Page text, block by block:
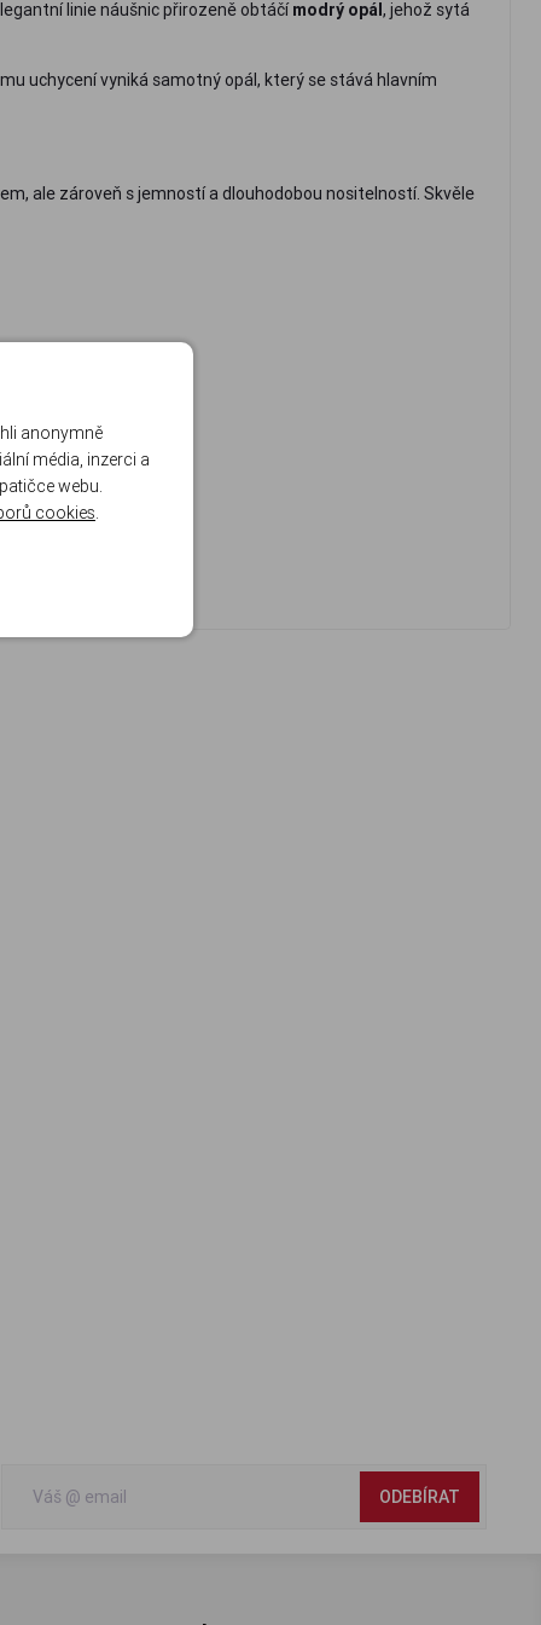
linie náušnic přirozeně obtáčímodrý opál, jehož sytá
uchycení vyniká samotný opál, který se stává hlavním
ale zároveň s jemností a dlouhodobou nositelností. Skvěle
ODEBÍRAT
anonymně
média, inzerci a
webu.
cookies.